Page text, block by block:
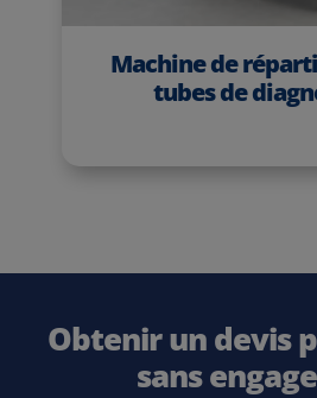
Machine de
tubes de
Obtenir un devis
sans